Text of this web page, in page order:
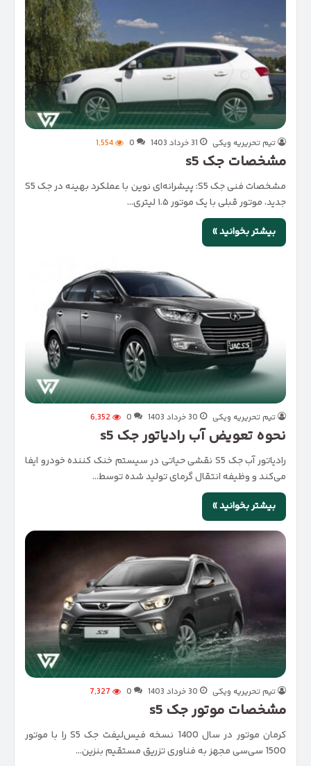
تیم تحریریه ویکی 31 خرداد 1403 0
1,554
مشخصات جک s5
مشخصات فنی جک S5: پیشرانه‌ای نوین با عملکرد بهینه در جک S5
جدید، موتور قبلی با یک موتور ۱.۵ لیتری…
بیشتر بخوانید »
تیم تحریریه ویکی 30 خرداد 1403 0
6,352
نحوه تعویض آب رادیاتور جک s5
رادیاتور آب جک S5 نقشی حیاتی در سیستم خنک کننده خودرو ایفا
می‌کند و وظیفه انتقال گرمای تولید شده توسط…
بیشتر بخوانید »
تیم تحریریه ویکی 30 خرداد 1403 0
7,327
مشخصات موتور جک s5
کرمان موتور در سال 1400 نسخه فیس‌لیفت جک S5 را با موتور
1500 سی‌سی مجهز به فناوری تزریق مستقیم بنزین…